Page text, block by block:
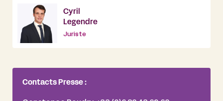
Cyril
Legendre
Juriste
Contacts Presse :